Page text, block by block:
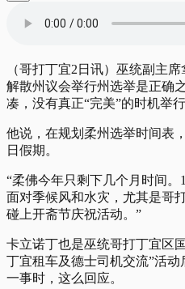
（哥打丁宜2日讯）巫统副主
解散州议会举行州选举是正确
凑，没有真正“完美”的时机举行
他说，在规划柔州选举时间表
日假期。
“柔佛今年只剩下几个月时间
面对季候风和水灾，尤其是哥
碰上开斋节庆祝活动。”
卡立诺丁也是巫统哥打丁宜区
丁宜租车及德士司机交流”活
一事时，这么回应。